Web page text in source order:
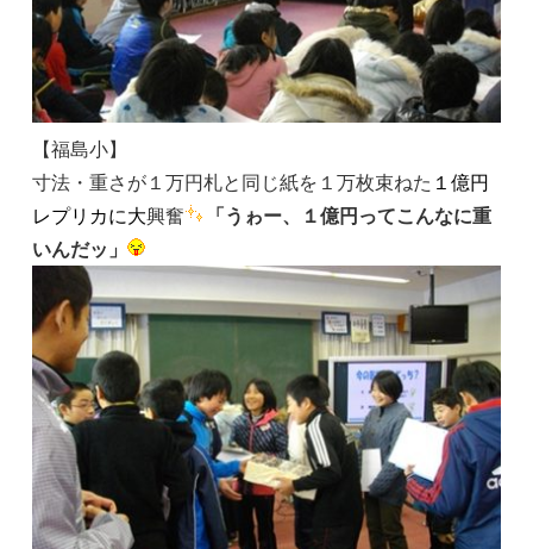
【福島小】
寸法・重さが１万円札と同じ紙を１万枚束ねた １億円
レプリカに大興奮
「うゎー、１億円ってこんなに重
いんだッ 」